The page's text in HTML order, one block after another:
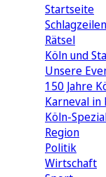
Startseite
Schlagzeilen
Rätsel
Köln und
Unsere
150 Jahre
Karneval in
Köln-
Region
Politik
Wirtschaft